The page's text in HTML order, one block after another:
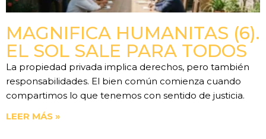
MAGNIFICA HUMANITAS (6).
EL SOL SALE PARA TODOS
La propiedad privada implica derechos, pero también
responsabilidades. El bien común comienza cuando
compartimos lo que tenemos con sentido de justicia.
LEER MÁS »